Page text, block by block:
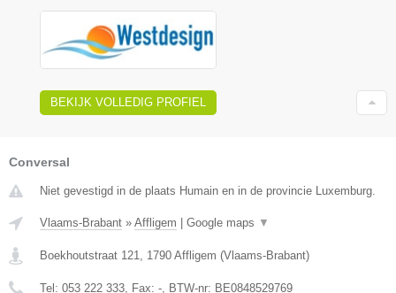
BEKIJK VOLLEDIG PROFIEL
Conversal
Niet gevestigd in de plaats Humain en in de provincie Luxemburg.
Vlaams-Brabant » Affligem Google maps ▼
Boekhoutstraat 121, 1790 Affligem (Vlaams-Brabant)
Tel: 053 222 333, Fax: -, BTW-nr: BE0848529769